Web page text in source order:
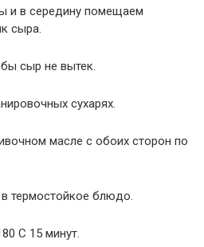
и в середину помещаем
сыра.
сыр не вытек.
сухарях.
масле с обоих сторон по
термостойкое блюдо.
С 15 минут.